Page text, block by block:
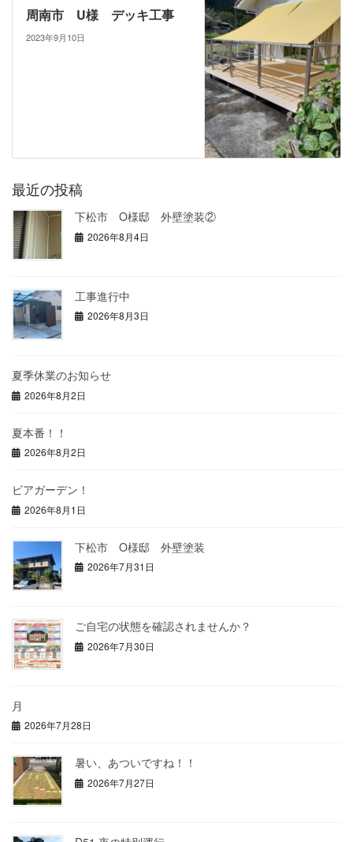
周南市 U様 デッキ工事
2023年9月10日
最近の投稿
下松市 O様邸 外壁塗装②
2026年8月4日
工事進行中
2026年8月3日
夏季休業のお知らせ
2026年8月2日
夏本番！！
2026年8月2日
ビアガーデン！
2026年8月1日
下松市 O様邸 外壁塗装
2026年7月31日
ご自宅の状態を確認されませんか？
2026年7月30日
月
2026年7月28日
暑い、あついですね！！
2026年7月27日